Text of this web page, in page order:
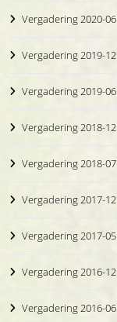
Vergadering 2020-06
Vergadering 2019-12
Vergadering 2019-06
Vergadering 2018-12
Vergadering 2018-07
Vergadering 2017-12
Vergadering 2017-05
Vergadering 2016-12
Vergadering 2016-06